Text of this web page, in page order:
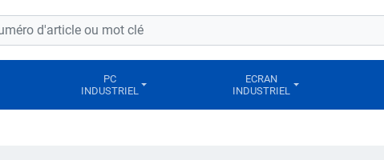
PC
INDUSTRIEL
ECRAN
INDUSTRIEL